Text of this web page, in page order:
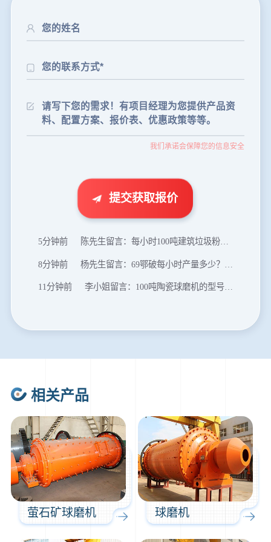
我们承诺会保障您的信息安全
提交获取报价
24分钟前 朱先生留言：制砂机3000吨一套多少钱？
张先生留言：碎石机有几种型号？碎石机械设备一套价格？
谢先生留言：球磨机多少钱一台？提供型号和参数。
王先生留言：建一条石料破碎生产线，规模300吨/小时，提供设备选型和报价。
5分钟前 陈先生留言：每小时100吨建筑垃圾粉碎机？推荐用什么型号？
8分钟前 杨先生留言：69鄂破每小时产量多少？参数和工作视频。
11分钟前 李小姐留言：100吨陶瓷球磨机的型号和参数？
20分钟前 马先生留言：提供移动破碎机图片价格表。
46分钟前 武先生留言：年产100万吨机制砂，用什么设备？
1分钟前 谢先生留言：球磨机多少钱一台？提供型号和参数。
2分钟前 王先生留言：建一条石料破碎生产线，规模300吨/小时，提供设备选型和报价。
5分钟前 陈先生留言：每小时100吨建筑垃圾粉碎机？推荐用什么型号？
相关产品
萤石矿球磨机 球磨机